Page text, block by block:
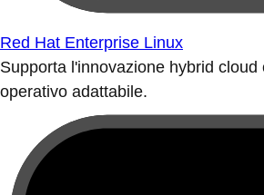
Red Hat Enterprise Linux
Supporta l'innovazione hybrid cloud
operativo adattabile.